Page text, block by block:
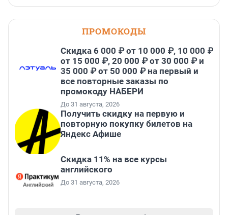
ПРОМОКОДЫ
Скидка 6 000 ₽ от 10 000 ₽, 10 000 ₽
от 15 000 ₽, 20 000 ₽ от 30 000 ₽ и
35 000 ₽ от 50 000 ₽ на первый и
все повторные заказы по
промокоду НАБЕРИ
До 31 августа, 2026
Получить скидку на первую и
повторную покупку билетов на
Яндекс Афише
Скидка 11% на все курсы
английского
До 31 августа, 2026